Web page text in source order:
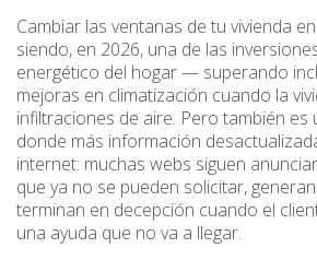
Cambiar las ventanas de tu vivienda
siendo, en 2026, una de las
energético del hogar — superando
mejoras en climatización cuando la
infiltraciones de aire. Pero también es
donde más información
internet: muchas webs siguen
que ya no se pueden solicitar,
terminan en decepción cuando el
una ayuda que no va a llegar.